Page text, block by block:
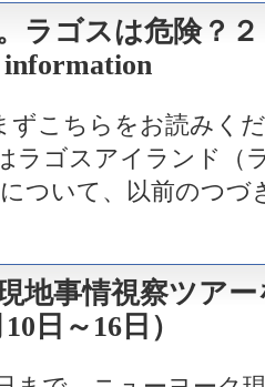
ラゴスは危険？
ずこちらをお読み
ラゴスアイランド（
ついて、以前のつ
地事情視察ツア
日～16日）